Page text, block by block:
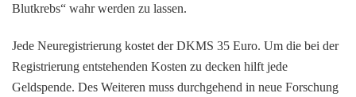
Blutkrebs“ wahr werden zu lassen.
Jede Neuregistrierung kostet der DKMS 35 Euro. Um die bei der
Registrierung entstehenden Kosten zu decken hilft jede
Geldspende. Des Weiteren muss durchgehend in neue Forschung